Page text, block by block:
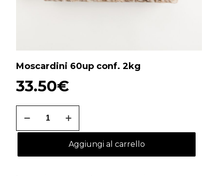
Moscardini 60up conf. 2kg
33.50€
60up
Aggiungi al carrello